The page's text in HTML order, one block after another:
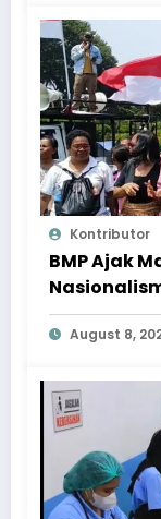
Kontributor
BMP Ajak
Aman
August 8,